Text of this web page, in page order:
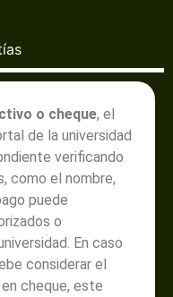
o cheque, el
de la universidad
verificando
como el nombre,
puede
o
En caso
considerar el
cheque, este